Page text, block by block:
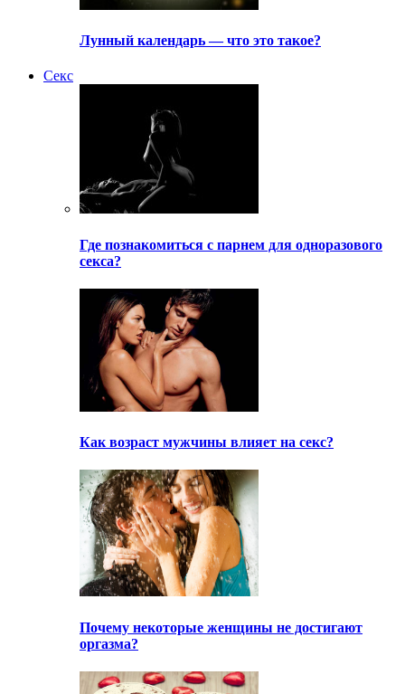
Лунный календарь — что это такое?
Секс
Где познакомиться с парнем для одноразового
секса?
Как возраст мужчины влияет на секс?
Почему некоторые женщины не достигают
оргазма?